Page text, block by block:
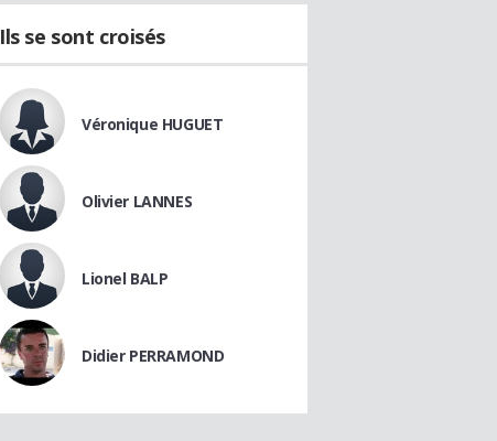
Ils se sont croisés
Véronique HUGUET
Olivier LANNES
Lionel BALP
Didier PERRAMOND